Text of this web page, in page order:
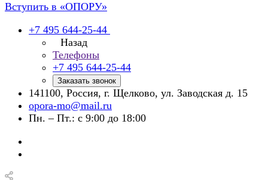
Вступить в «ОПОРУ»
+7 495 644-25-44
Назад
Телефоны
+7 495 644-25-44
Заказать звонок
141100, Россия, г. Щелково, ул. Заводская д. 15
opora-mo@mail.ru
Пн. – Пт.: с 9:00 до 18:00